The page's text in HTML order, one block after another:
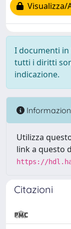
Visualizza/
I documenti
tutti i diritti
indicazione.
Utilizza
link a questo
https://
Citazioni